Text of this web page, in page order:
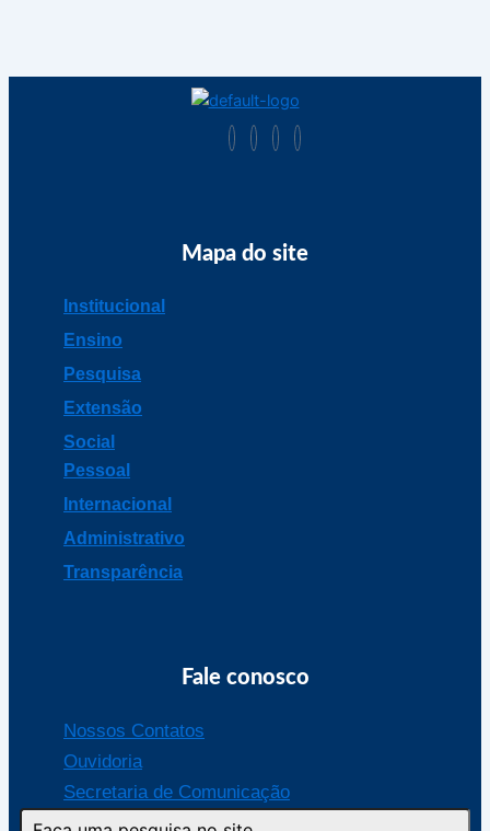
Mapa do site
Institucional
Ensino
Pesquisa
Extensão
Social
Pessoal
Internacional
Administrativo
Transparência
Fale conosco
Nossos Contatos
Ouvidoria
Secretaria de Comunicação